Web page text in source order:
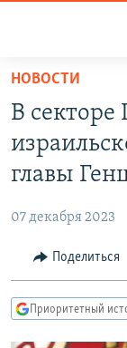
доступа
основному
Вернутся
Вернутся
ПОДКАСТЫ
АВТОРСКИЕ
МНЕНИЯ
КУЛЬТУРА
НОВОСТИ
В секторе
главы
07 декабря 2023
Поделиться
Приоритетный